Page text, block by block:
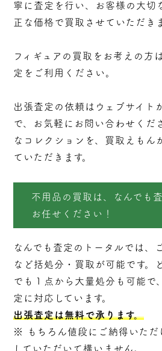
寧に査定を行い、お客様の大切
正な価格で買取させていただきま
フィギュアの買取をお考えの方
定をご利用ください。
出張査定の依頼はウェブサイト
で、お気軽にお問い合わせくだ
なコレクションを、買取えもん
ていただきます。
不用品の買取は、なんでも
お任せください！
なんでも査定のトータルでは、
など括処分・ 買取 が可能です。
でも１点から大量処分も可能で
定に対応しています。
出張査定は無料で承ります。
※ もちろん値段にご納得いただ
していただいて構いません。